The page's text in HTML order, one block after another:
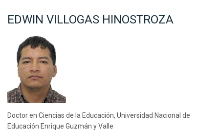
EDWIN VILLOGAS HINOSTROZA
Doctor en Ciencias de la Educación, Universidad Nacional de
Educación Enrique Guzmán y Valle